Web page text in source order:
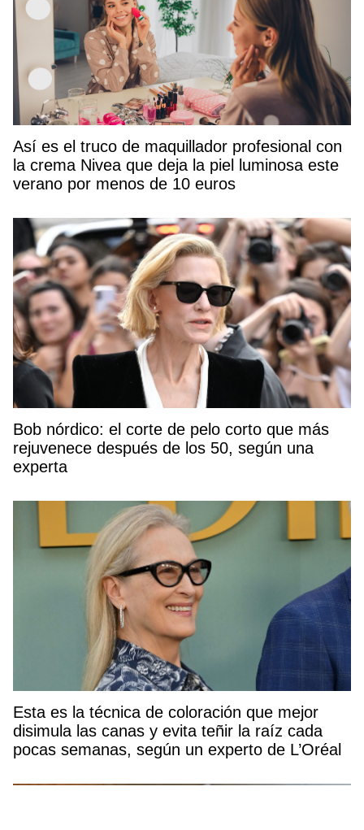
Así es el truco de maquillador profesional con
la crema Nivea que deja la piel luminosa este
verano por menos de 10 euros
Bob nórdico: el corte de pelo corto que más
rejuvenece después de los 50, según una
experta
Esta es la técnica de coloración que mejor
disimula las canas y evita teñir la raíz cada
pocas semanas, según un experto de L’Oréal